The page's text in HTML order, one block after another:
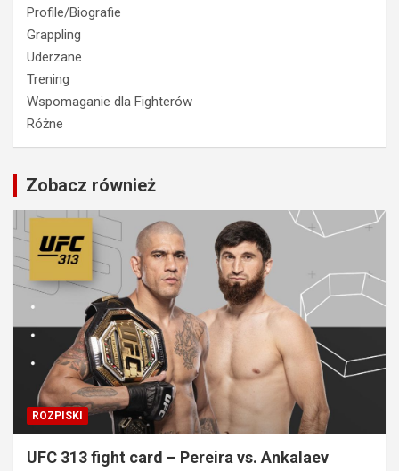
Profile/Biografie
Grappling
Uderzane
Trening
Wspomaganie dla Fighterów
Różne
Zobacz również
ROZPISKI
UFC 313 fight card – Pereira vs. Ankalaev